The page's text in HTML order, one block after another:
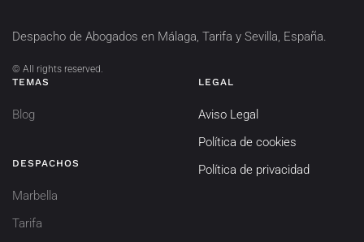
Despacho de Abogados en Málaga, Tarifa y Sevilla, España.
© All rights reserved.
TEMAS
Blog
DESPACHOS
Marbella
Tarifa
LEGAL
Aviso Legal
Política de cookies
Política de privacidad